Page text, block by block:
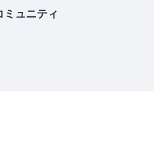
ミュニティ